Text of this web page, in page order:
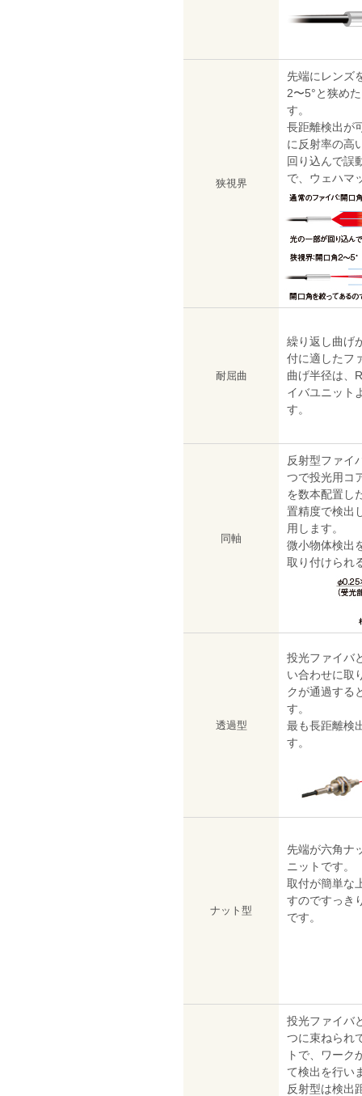
狭視界
先端にレンズ
2〜5°と狭め
す。
長距離検出が
に反射率の高
回り込んで誤
で、ウェハマ
耐屈曲
繰り返し曲げ
付に適したフ
曲げ半径は、
イバユニット
す。
同軸
反射型ファイ
つで投光用コ
を数本配置し
置精度で検出
用します。
微小物体検出
取り付けられ
透過型
投光ファイバ
い合わせに取
クが通過する
す。
最も長距離検
す。
ナット型
先端が六角ナ
ニットです。
取付が簡単な
すのですっき
です。
投光ファイバ
つに束ねられ
トで、ワーク
て検出を行い
反射型は検出